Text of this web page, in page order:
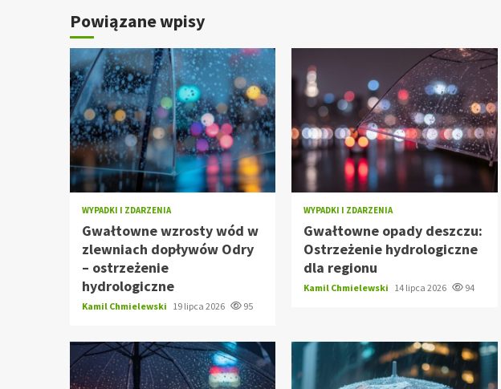
Powiązane wpisy
WYPADKI I ZDARZENIA
Gwałtowne wzrosty wód w
zlewniach dopływów Odry
– ostrzeżenie
hydrologiczne
Kamil Chmielewski 19 lipca 2026 95
WYPADKI I ZDARZENIA
Gwałtowne opady deszczu:
Ostrzeżenie hydrologiczne
dla regionu
Kamil Chmielewski 14 lipca 2026 94